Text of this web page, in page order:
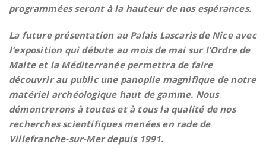
programmées seront à la hauteur de nos espérances.
La future présentation au Palais Lascaris de Nice avec
l’exposition qui débute au mois de mai sur l’Ordre de
Malte et la Méditerranée permettra de faire
découvrir au public une panoplie magnifique de notre
matériel archéologique haut de gamme. Nous
démontrerons à toutes et à tous la qualité de nos
recherches scientifiques menées en rade de
Villefranche-sur-Mer depuis 1991.